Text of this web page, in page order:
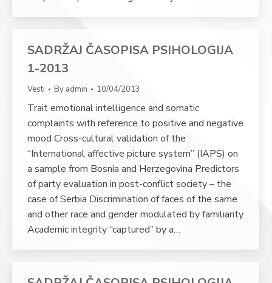
SADRŽAJ ČASOPISA PSIHOLOGIJA
1-2013
Vesti By admin 10/04/2013
Trait emotional intelligence and somatic
complaints with reference to positive and negative
mood Cross-cultural validation of the
“International affective picture system” (IAPS) on
a sample from Bosnia and Herzegovina Predictors
of party evaluation in post-conflict society – the
case of Serbia Discrimination of faces of the same
and other race and gender modulated by familiarity
Academic integrity “captured” by a…